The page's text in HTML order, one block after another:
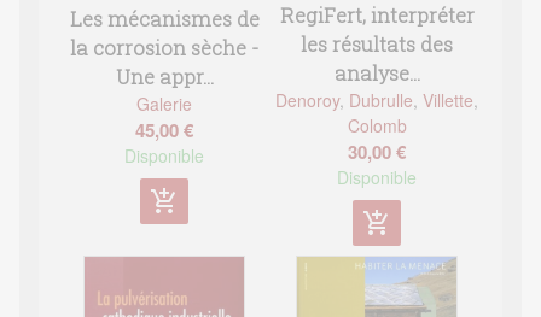
Les mécanismes de
la corrosion sèche -
Une appr...
Galerie
45,00 €
Disponible
add_shopping_cart
RegiFert, interpréter
les résultats des
analyse...
Denoroy, Dubrulle, Villette,
Colomb
30,00 €
Disponible
add_shopping_cart